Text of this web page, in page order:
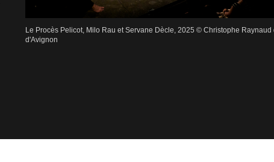
Le Procès Pelicot, Milo Rau et Servane Dècle, 2025 © Christophe Raynaud
d'Avignon